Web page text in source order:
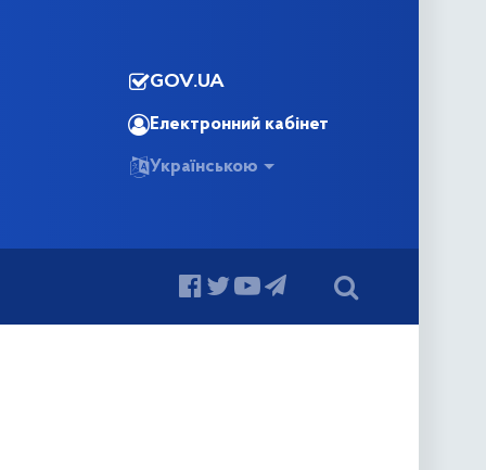
GOV.UA
Електронний кабінет
Українською